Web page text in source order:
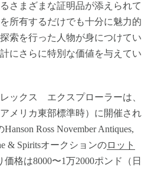
さまざまな証明品が添えられて
所有するだけでも十分に魅力的
索を行った人物が身につけてい
にさらに特別な価値を与えてい
ックス エクスプローラーは、
メリカ東部標準時）に開催され
Hanson Ross November Antiques,
& Spiritsオークションのロット
格は8000〜1万2000ポンド（日